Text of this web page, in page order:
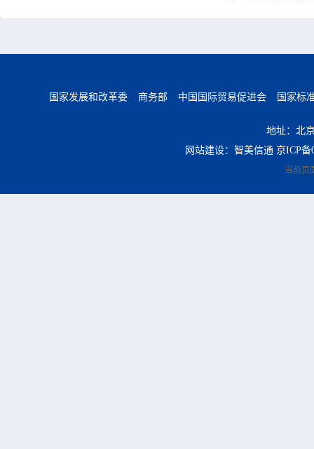
国家发展和改革委 商务部 中国国际贸易促进会 国家标
地址：北
网站建设：智美信通 京ICP备
当前页